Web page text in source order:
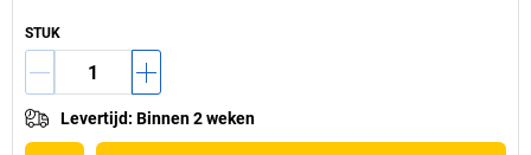
STUK
Levertijd: Binnen 2 weken